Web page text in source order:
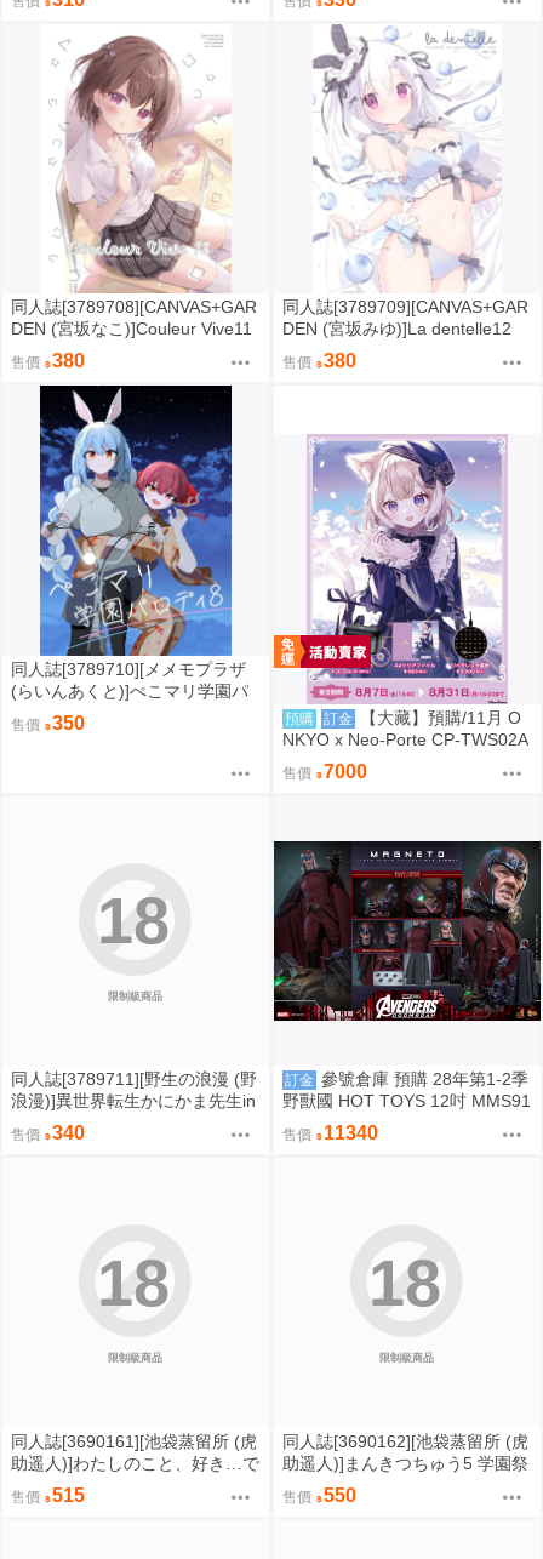
ない (瑠璃龍龍)
oject )
同人誌[3789708][CANVAS+GAR
DEN (宮坂なこ)]Couleur Vive11
【特典】 (創作)
售價 380
同人誌[3789709][CANVAS+GAR
DEN (宮坂みゆ)]La dentelle12
【特典】 (創作)
售價 380
同人誌[3789710][メメモプラザ
(らいんあくと)]ぺこマリ学園パ
ロディ8 (hololive )
售價 350 預購 訂金
【大藏】預購/11月 O
NKYO x Neo-Porte CP-TWS02A
聯名藍芽耳機 夜絆ニウ 水無瀬
天帝フォル 0830
售價 7000
限制級商品
18
同人誌[3789711][野生の浪漫 (野
浪漫)]異世界転生かにかま先生in
エロトラップダンジョン (Cospl
ay)
售價 340
訂金 參號倉庫 預購 28年第1-2季
野獸國 HOT TOYS 12吋 MMS91
3 復仇者聯盟：末日崛起 萬磁王
豪華版
售價 11340
限制級商品
18
同人誌[3690161][池袋蒸留所 (虎
助遥人)]わたしのこと、好き…で
しょ (學園偶像大師)
售價 515
限制級商品
18
同人誌[3690162][池袋蒸留所 (虎
助遥人)]まんきつちゅう5 学園祭
編 (原創)
售價 550